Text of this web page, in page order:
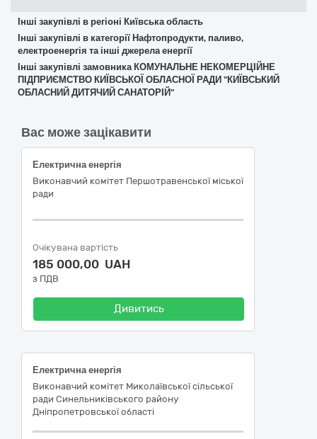
Інші закупівлі в регіоні Київська область
Інші закупівлі в категорії Нафтопродукти, паливо,
електроенергія та інші джерела енергії
Інші закупівлі замовника КОМУНАЛЬНЕ НЕКОМЕРЦІЙНЕ
ПІДПРИЄМСТВО КИЇВСЬКОЇ ОБЛАСНОЇ РАДИ "КИЇВСЬКИЙ
ОБЛАСНИЙ ДИТЯЧИЙ САНАТОРІЙ"
Вас може зацікавити
Електрична енергія
Виконавчий комітет Першотравенської міської
ради
Очікувана вартість
185 000,00 UAH
з ПДВ
Дивитись
Електрична енергія
Виконавчий комітет Миколаївської сільської
ради Синельниківського району
Дніпропетровської області